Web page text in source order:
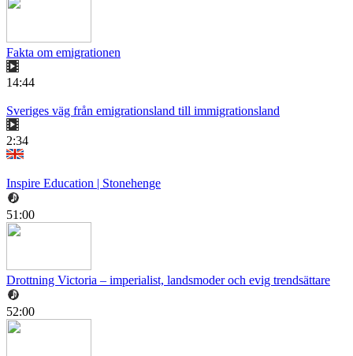
Fakta om emigrationen
14:44
Sveriges väg från emigrationsland till immigrationsland
2:34
Inspire Education | Stonehenge
51:00
Drottning Victoria – imperialist, landsmoder och evig trendsättare
52:00